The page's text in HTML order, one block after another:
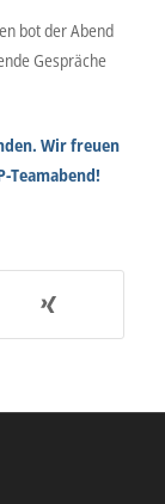
bot der Abend
Gespräche
Wir freuen
Teamabend!